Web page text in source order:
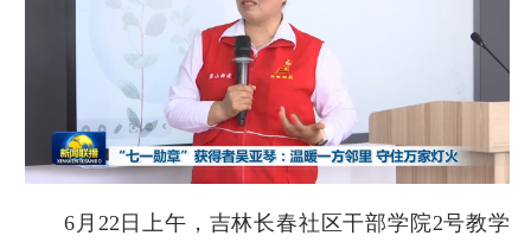
6月22日上午，吉林长春社区干部学院2号教学